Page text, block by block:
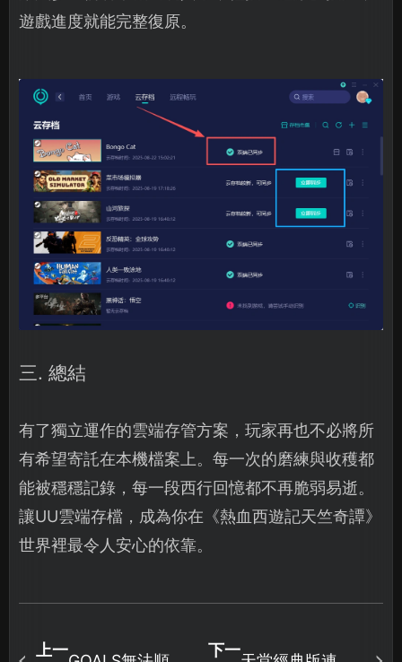
遊戲進度就能完整復原。
三. 總結
有了獨立運作的雲端存管方案，玩家再也不必將所
有希望寄託在本機檔案上。每一次的磨練與收穫都
能被穩穩記錄，每一段西行回憶都不再脆弱易逝。
讓UU雲端存檔，成為你在《熱血西遊記天竺奇譚》
世界裡最令人安心的依靠。
上一
下一